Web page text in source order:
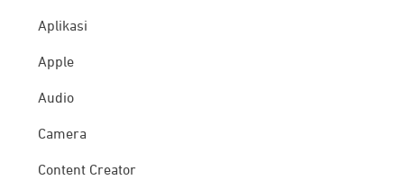
Aplikasi
Apple
Audio
Camera
Content Creator